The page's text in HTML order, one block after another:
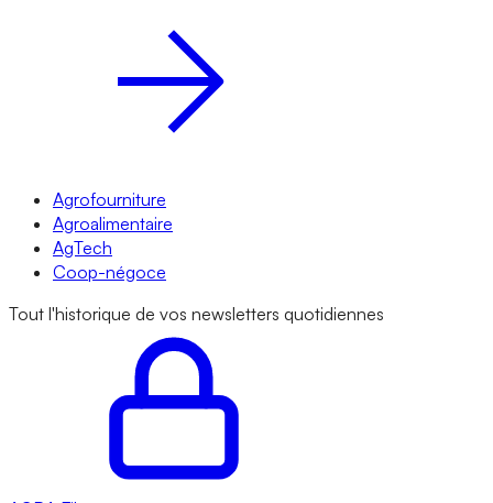
Agrofourniture
Agroalimentaire
AgTech
Coop-négoce
Tout l'historique de vos newsletters quotidiennes